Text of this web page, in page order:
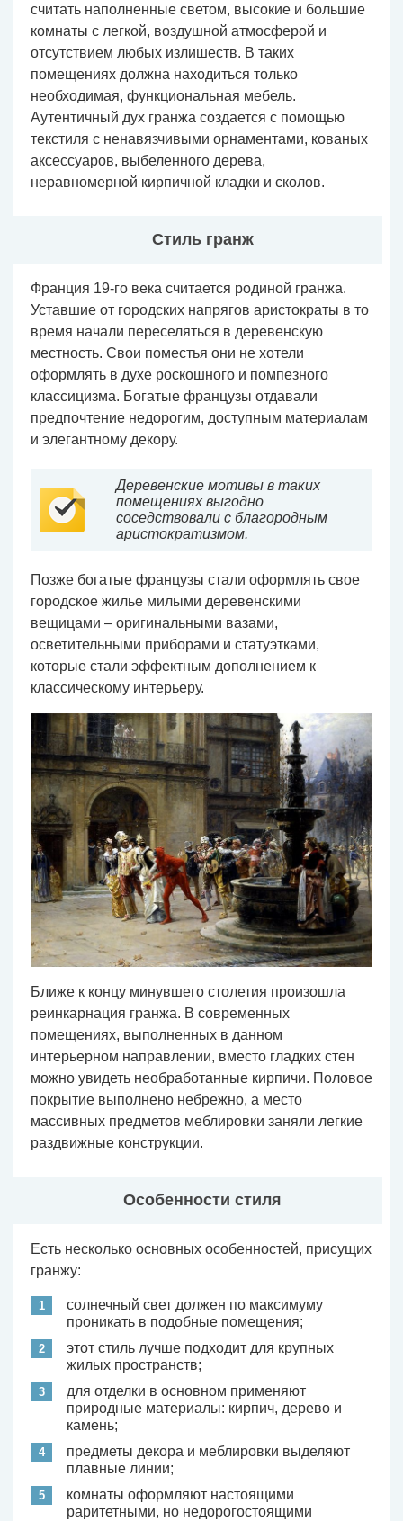
считать наполненные светом, высокие и большие
комнаты с легкой, воздушной атмосферой и
отсутствием любых излишеств. В таких
помещениях должна находиться только
необходимая, функциональная мебель.
Аутентичный дух гранжа создается с помощью
текстиля с ненавязчивыми орнаментами, кованых
аксессуаров, выбеленного дерева,
неравномерной кирпичной кладки и сколов.
Стиль гранж
Франция 19-го века считается родиной гранжа.
Уставшие от городских напрягов аристократы в то
время начали переселяться в деревенскую
местность. Свои поместья они не хотели
оформлять в духе роскошного и помпезного
классицизма. Богатые французы отдавали
предпочтение недорогим, доступным материалам
и элегантному декору.
Деревенские мотивы в таких
помещениях выгодно
соседствовали с благородным
аристократизмом.
Позже богатые французы стали оформлять свое
городское жилье милыми деревенскими
вещицами – оригинальными вазами,
осветительными приборами и статуэтками,
которые стали эффектным дополнением к
классическому интерьеру.
Ближе к концу минувшего столетия произошла
реинкарнация гранжа. В современных
помещениях, выполненных в данном
интерьерном направлении, вместо гладких стен
можно увидеть необработанные кирпичи. Половое
покрытие выполнено небрежно, а место
массивных предметов меблировки заняли легкие
раздвижные конструкции.
Особенности стиля
Есть несколько основных особенностей, присущих
гранжу:
солнечный свет должен по максимуму
проникать в подобные помещения;
этот стиль лучше подходит для крупных
жилых пространств;
для отделки в основном применяют
природные материалы: кирпич, дерево и
камень;
предметы декора и меблировки выделяют
плавные линии;
комнаты оформляют настоящими
раритетными, но недорогостоящими